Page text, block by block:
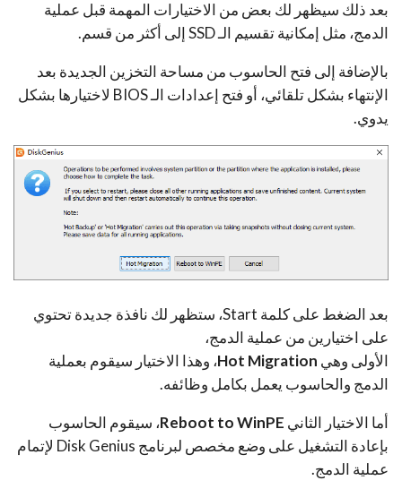
بعد ذلك سيظهر لك بعض من الاختيارات المهمة قبل عملية
الدمج، مثل إمكانية تقسيم الـ SSD إلى أكثر من قسم.
بالإضافة إلى فتح الحاسوب من مساحة التخزين الجديدة بعد
الإنتهاء بشكل تلقائي، أو فتح إعدادات الـ BIOS لاختيارها بشكل
يدوي.
بعد الضغط على كلمة Start، ستظهر لك نافذة جديدة تحتوي
على اختيارين من عملية الدمج،
الأولى وهي Hot Migration، وهذا الاختيار سيقوم بعملية
الدمج والحاسوب يعمل بكامل وظائفه.
أما الاختيار الثاني Reboot to WinPE، سيقوم الحاسوب
بإعادة التشغيل على وضع مخصص لبرنامج Disk Genius لإتمام
عملية الدمج.